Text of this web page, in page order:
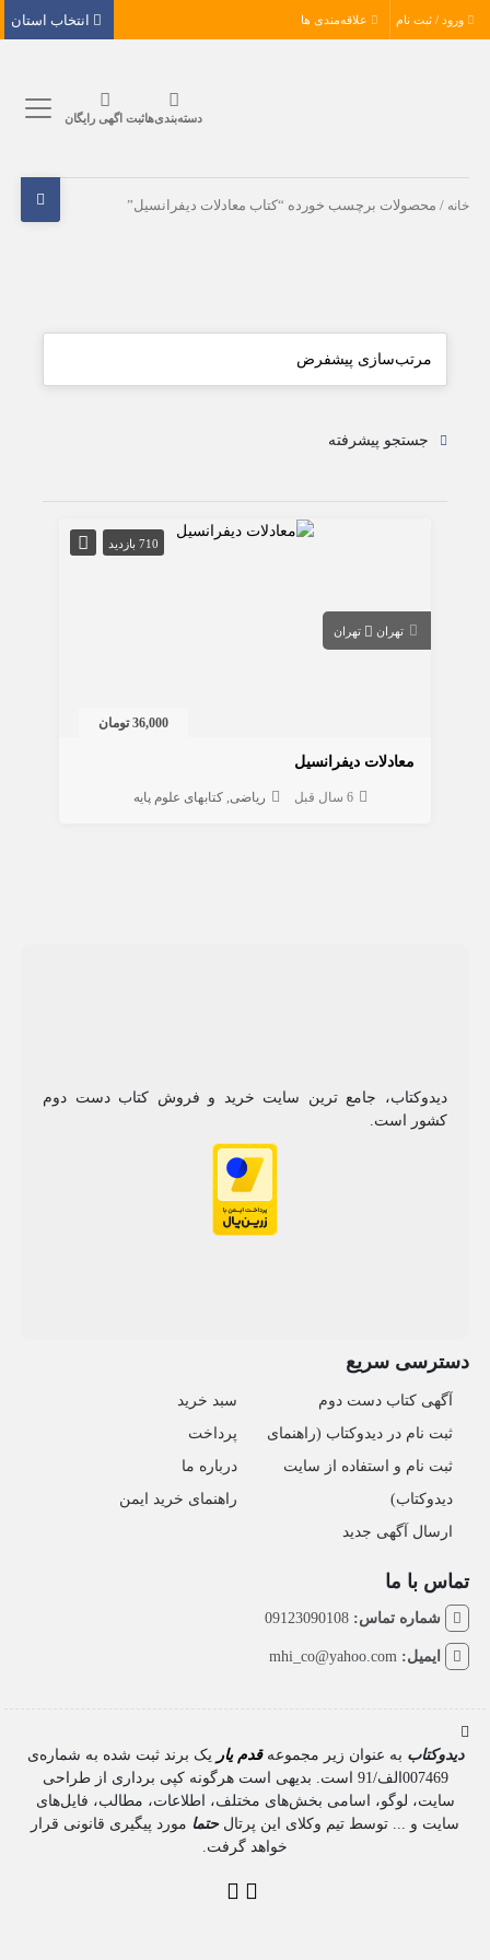
ورود / ثبت نام علاقه‌مندی ها
دسته‌بندی‌هاثبت اگهی رایگان
خانه / محصولات برچسب خورده “کتاب معادلات دیفرانسیل”
جستجو پیشرفته
710 بازدید
تهران تهران
36,000 تومان
معادلات دیفرانسیل
6 سال قبل ریاضی کتابهای علوم پایه
دیدوکتاب، جامع ترین سایت خرید و فروش کتاب دست دوم
کشور است.
دسترسی سریع
آگهی کتاب دست دوم
ثبت نام در دیدوکتاب (راهنمای
ثبت نام و استفاده از سایت
دیدوکتاب)
ارسال آگهی جدید
سبد خرید
پرداخت
درباره ما
راهنمای خرید ایمن
تماس با ما
شماره تماس:09123090108
ایمیل:mhi_co@yahoo.com
دیدوکتاب به عنوان زیر مجموعهقدم یار یک برند ثبت شده به شماره‌ی
007469الف/91 است. بدیهی است هرگونه کپی برداری از طراحی
سایت، لوگو، اسامی بخش‌های مختلف، اطلاعات، مطالب، فایل‌های
سایت و ... توسط تیم وکلای این پرتالحتما مورد پیگیری قانونی قرار
خواهد گرفت.